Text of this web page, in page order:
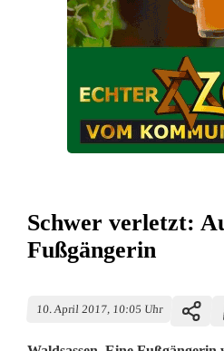
Schwer verletzt:
Fußgängerin
10. April 2017, 10:05 Uhr